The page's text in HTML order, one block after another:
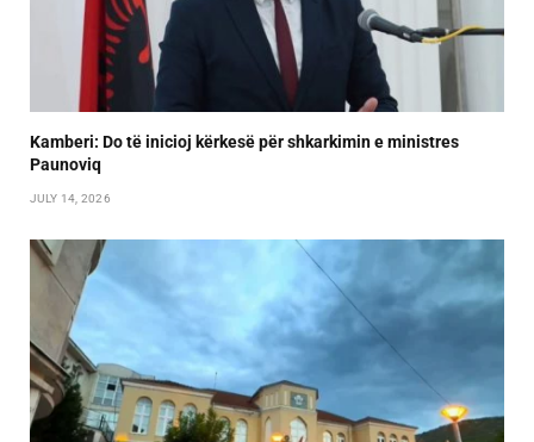
Kamberi: Do të inicioj kërkesë për shkarkimin e ministres
Paunoviq
JULY 14, 2026